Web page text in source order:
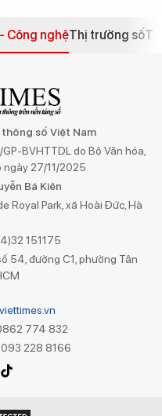
Công nghệThị trường số
số Việt Nam
BVHTTDL do Bộ Văn hóa,
ngày 27/11/2025
Bá Kiên
Royal Park, xã Hoài Đức, Hà
151175
54, đường C1, phường Tân
774 832
228 8166